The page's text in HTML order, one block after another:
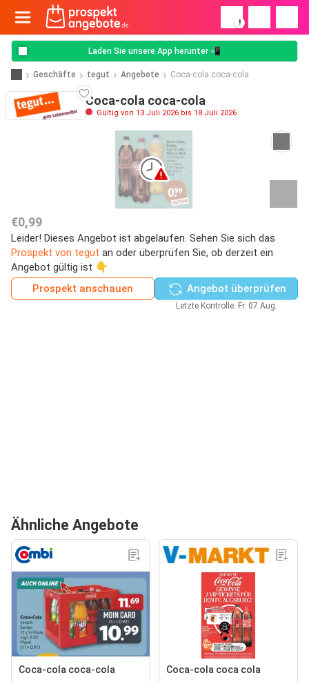
!
Laden Sie unsere App herunter 📲
Geschäfte tegut Angebote Coca-cola coca-cola
Coca-cola coca-cola
Gültig von 13 Juli 2026 bis 18 Juli 2026
€0,99
Leider! Dieses Angebot ist abgelaufen. Sehen Sie sich das
Prospekt von tegut an oder überprüfen Sie, ob derzeit ein
Angebot gültig ist 👇
Prospekt anschauen
Angebot überprüfen
Letzte Kontrolle: Fr. 07 Aug.
Ähnliche Angebote
Coca-cola coca-cola Coca-cola coca cola